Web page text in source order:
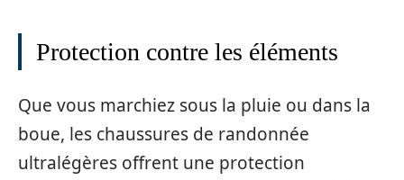
Protection contre les éléments
Que vous marchiez sous la pluie ou dans la
boue, les chaussures de randonnée
ultralégères offrent une protection